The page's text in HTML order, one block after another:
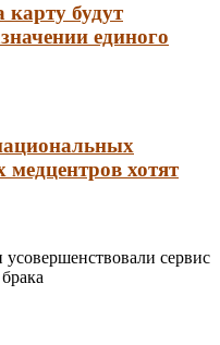
карту будут
единого
медцентров хотят
усовершенствовали сервис